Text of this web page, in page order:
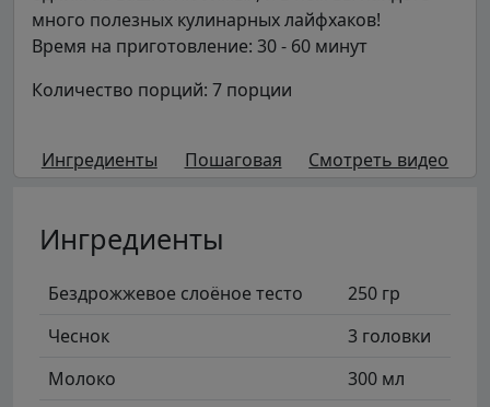
много полезных кулинарных лайфхаков!
Время на приготовление: 30 - 60 минут
Количество порций: 7 порции
Ингредиенты Пошаговая Смотреть видео
Ингредиенты
Бездрожжевое слоёное тесто
250 гр
Чеснок
3 головки
Молоко
300 мл